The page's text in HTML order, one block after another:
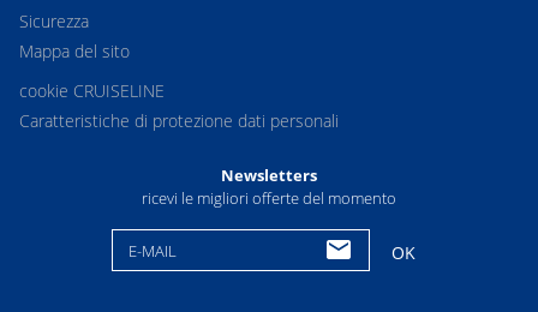
Sicurezza
Mappa del sito
cookie CRUISELINE
Caratteristiche di protezione dati personali
Newsletters
ricevi le migliori offerte del momento
E-MAIL OK